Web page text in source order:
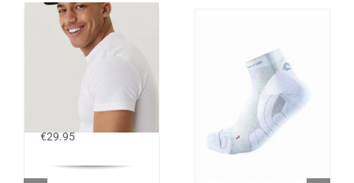
BJORN BORG STHLM
CAP
€29.95